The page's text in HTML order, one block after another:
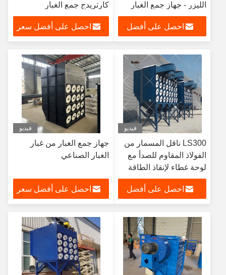
الليزر - جهاز جمع الغبار
بالشفرة النبضية
احصل على أفضل
كارتريدج جمع الغبار
احصل على أفضل سعر
فيديو
LS300 ناقل المسمار من
الفولاذ المقاوم للصدأ مع
لوحة غطاء لإنقاذ الطاقة
محرك مصنع الاسمنت
احصل على أفضل
فيديو
جهاز جمع الغبار من غبار
الغبار الصناعي
احصل على أفضل سعر